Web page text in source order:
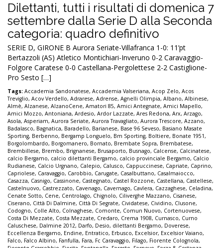
Dilettanti, tutti i risultati di domenica 7
settembre dalla Serie D alla Seconda
categoria: quadro definitivo
SERIE D, GIRONE B Aurora Seriate-Villafranca 1-0: 11’pt
Bertazzoli (AS) Atletico Montichiari-Inveruno 0-2 Caravaggio-
Folgore Caratese 0-0 Castellana-Pergolettese 2-2 Castiglione-
Pro Sesto […]
Tags: Accademia Sandonatese, Accademia Valseriana, Acop Zelo, Acos
Treviglio, Acov Verdello, Adrarese, Adrense, Agnelli Olimpia, Albano, Albinese,
Almè, Alzanese, AlzanoCene, Amatori 85, Amici Antegnate, Amici Mapello,
Amici Mozzo, Antoniana, Ardesio, Ardor Lazzate, Ares Redona, Arx, Arzago,
Asola, Asperiam, Aurora Seriate, Aurora Travagliato, Aurora Trescore, Azzano,
Badalasco, Bagnatica, Baradello, Barianese, Base 96 Seveso, Basiano Masate
Sporting, Berbenno, Bergamp Longuelo, Bm Sporting, Boltiere, Bonate 1951,
Borgolombardo, Borgomanero, Bornato, Brembate Sopra, Brembatese,
Brembillese, Brembo, Brignanese, Brusaporto, Busnago, Calcense, Calcinatese,
calcio Bergamo, calcio dilettanti Bergamo, calcio provinciale Bergamo, Calcio
Rudianese, Calcio Urgnano, Calepio, Calusco, Cappuccinese, Capriate, Caprino,
Capriolese, Caravaggio, Carobbio, Carugate, Casalbuttano, Casalmaiocco,
Casazza, Casnigo, Cassinone, Castegnato, Castel Rozzone, Castellana, Castellese,
Castelnuovo, Castrezzato, Cavenago, Cavernago, Cavlera, Cazzaghese, Celadina,
Cenate Sotto, Cene, Centrolago, Chignolo, Ciliverghe Mazzano, Cisanese,
Ciserano, Città Di Dalmine, Città Di Segrate, Cividatese, Cividino, Clusone,
Codogno, Colle Alto, Colnaghese, Comonte, Comun Nuovo, Cortenuovese,
Costa Di Mezzate, Costa Mezzate, Credaro, Crema 1908, Curnasco, Curno
Caluschese, Dalmine 2012, Darfo, Desio, dilettanti Bergamo, Doverese,
Eccellenza Bergamo, Endine, Entratico, Erbusco, Excelsior, Excelsior Vaiano,
Falco, Falco Albino, Fanfulla, Fara, Fc Caravaggio, Filago, Fiorente Colognola,